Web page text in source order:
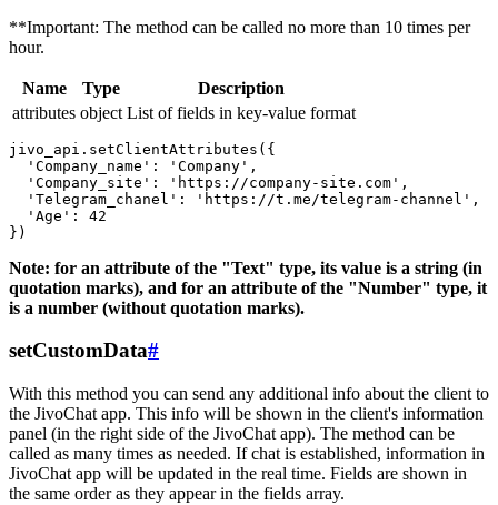
**Important: The method can be called no more than 10 times per
hour.
Name Type
Description
attributes object List of fields in key-value format
jivo_api.setClientAttributes({
  'Company_name': 'Company',
  'Company_site': 'https://company-site.com',
  'Telegram_chanel': 'https://t.me/telegram-channel',
  'Age': 42
Note: for an attribute of the "Text" type, its value is a string (in
quotation marks), and for an attribute of the "Number" type, it
is a number (without quotation marks).
setCustomData#
With this method you can send any additional info about the client to
the JivoChat app. This info will be shown in the client's information
panel (in the right side of the JivoChat app). The method can be
called as many times as needed. If chat is established, information in
JivoChat app will be updated in the real time. Fields are shown in
the same order as they appear in the fields array.